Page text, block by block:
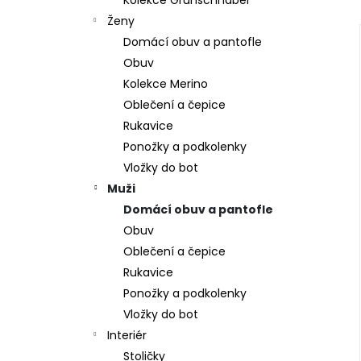
Ženy
Domácí obuv a pantofle
Obuv
Kolekce Merino
Oblečení a čepice
Rukavice
Ponožky a podkolenky
Vložky do bot
Muži
Domácí obuv a pantofle
Obuv
Oblečení a čepice
Rukavice
Ponožky a podkolenky
Vložky do bot
Interiér
Stoličky
309 Kč